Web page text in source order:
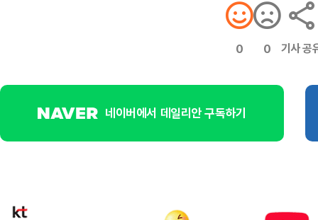
0 0 기사 공
네이버에서 데일리안 구독하기